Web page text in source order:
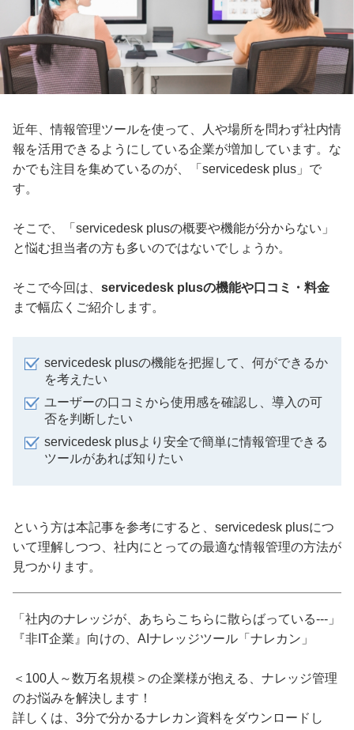
近年、情報管理ツールを使って、人や場所を問わず社内情
報を活用できるようにしている企業が増加しています。な
かでも注目を集めているのが、「servicedesk plus」で
す。
そこで、「servicedesk plusの概要や機能が分からない」
と悩む担当者の方も多いのではないでしょうか。
そこで今回は、 servicedesk plusの機能や口コミ・料金
まで幅広くご紹介します。
servicedesk plusの機能を把握して、何ができるか
を考えたい
ユーザーの口コミから使用感を確認し、導入の可
否を判断したい
servicedesk plusより安全で簡単に情報管理できる
ツールがあれば知りたい
という方は本記事を参考にすると、servicedesk plusにつ
いて理解しつつ、社内にとっての最適な情報管理の方法が
見つかります。
「社内のナレッジが、あちらこちらに散らばっている---」
『非IT企業』向けの、AIナレッジツール「ナレカン」
＜100人～数万名規模＞の企業様が抱える、ナレッジ管理
のお悩みを解決します！
詳しくは、3分で分かるナレカン資料をダウンロードし